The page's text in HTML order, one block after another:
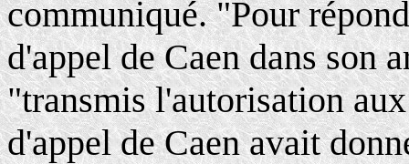
communiqué. "Pour
d'appel de Caen dans son
"transmis l'autorisation
d'appel de Caen avait